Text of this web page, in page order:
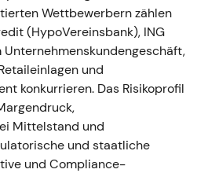
spürbar: Das
sank, die
gewannen an
aus der Seitwärtsphase in
Aufwärtsschub, da die
die Umsetzung nachließ.
Wettbewerbern zählen
(HypoVereinsbank), ING
Unternehmenskundengeschäft,
und
konkurrieren. Das Risikoprofil
Mittelstand und
und staatliche
und Compliance-